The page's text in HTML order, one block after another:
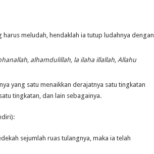
meludah, hendaklah ia tutup ludahnya dengan
alhamdulillah, la ilaha illallah, Allahu
yang satu menaikkan derajatnya satu tingkatan
tingkatan, dan lain sebagainya.
sejumlah ruas tulangnya, maka ia telah